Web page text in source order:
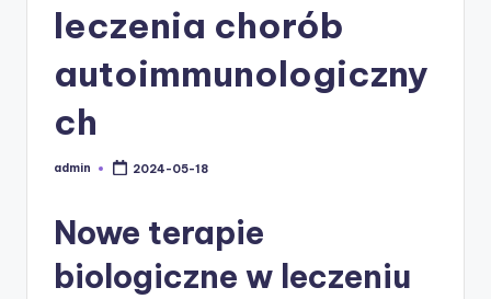
leczenia chorób
autoimmunologiczny
ch
Posted
admin 2024-05-18
Nowe terapie
biologiczne w leczeniu